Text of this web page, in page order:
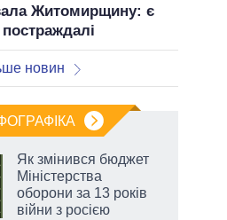
Житомирщину: є
новин
Як змінився бюджет
Міністерства
оборони за 13 років
війни з росією